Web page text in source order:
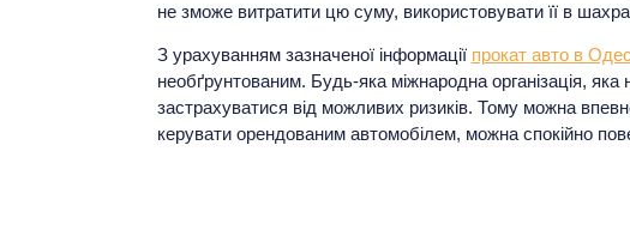
не зможе витратити цю суму, використовувати її в
З урахуванням зазначеної інформації прокат авто в
необґрунтованим. Будь-яка міжнародна організація,
застрахуватися від можливих ризиків. Тому можна
керувати орендованим автомобілем, можна спокійно